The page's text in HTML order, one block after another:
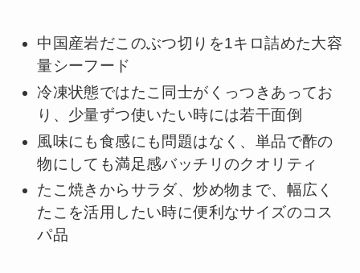
中国産岩だこのぶつ切りを1キロ詰めた大容
量シーフード
冷凍状態ではたこ同士がくっつきあってお
り、少量ずつ使いたい時には若干面倒
風味にも食感にも問題はなく、単品で酢の
物にしても満足感バッチリのクオリティ
たこ焼きからサラダ、炒め物まで、幅広く
たこを活用したい時に便利なサイズのコス
パ品